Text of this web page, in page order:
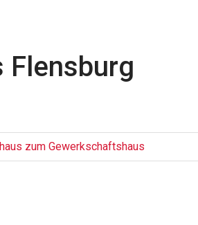
Flensburg
zum Gewerkschaftshaus